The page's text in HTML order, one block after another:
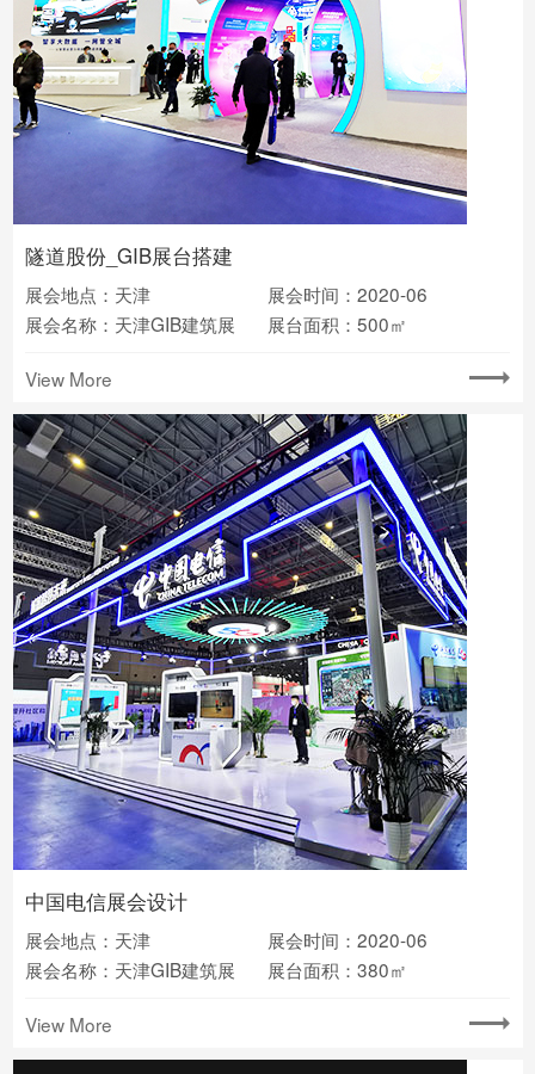
隧道股份_GIB展台搭建
展会地点：天津
展会时间：2020-06
展会名称：天津GIB建筑展
展台面积：500㎡
View More
中国电信展会设计
展会地点：天津
展会时间：2020-06
展会名称：天津GIB建筑展
展台面积：380㎡
View More